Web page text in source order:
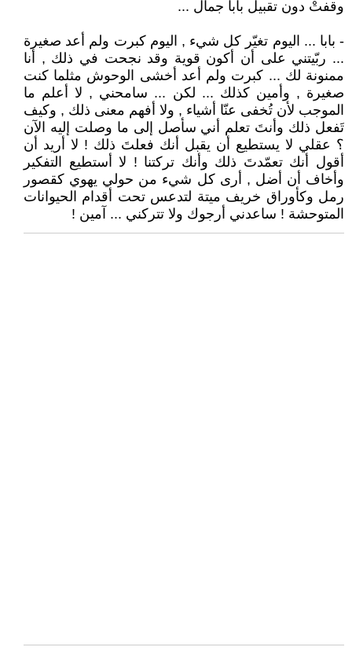
وقفتْ دون تقبيل بابا جمال ...
- بابا ... اليوم تغيّر كل شيء , اليوم كبرت ولم أعد صغيرة
... ربّيتني على أن أكون قوية وقد نجحت في ذلك , أنا
ممنونة لك ... كبرت ولم أعد أخشى الوحوش مثلما كنت
صغيرة , وأمين كذلك ... لكن ... سامحني , لا أعلم ما
الموجب لأن تُخفى عنّا أشياء , ولا أفهم معنى ذلك , وكيف
تَفعل ذلك وأنتَ تعلم أني سأصل إلى ما وصلت إليه الآن
؟ عقلي لا يستطيع أن يقبل أنك فعلتَ ذلك ! لا أريد أن
أقول أنك تعمّدتَ ذلك وأنك تركتنا ! لا أستطيع التفكير
وأخاف أن أضل , أرى كل شيء من حولي يهوي كقصور
رمل وكأوراق خريف ميتة لتدعس تحت أقدام الحيوانات
المتوحشة ! ساعدني أرجوك ولا تتركني ... آمين !